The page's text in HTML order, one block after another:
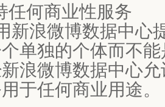
任何商业性服务
浪微博数据中心
单独的个体而不
浪微博数据中心
于任何商业用途。